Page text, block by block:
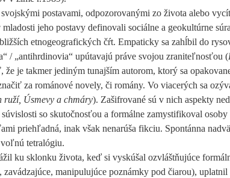
postavami, odpozorovanými zo života alebo
jeho postavy definovali sociálne a geokultúrne
etnogeografických čŕt. Empaticky sa zahĺbil do
/ „antihrdinovia“ upútavajú práve svojou zraniteľnosťou (
že je takmer jediným tunajším autorom, ktorý sa
za románové novely, či romány. Vo viacerých sa
ruží, Úsmevy a chmáry). Zašifrované sú v nich aspekty
so skutočnosťou a formálne zamystifikoval
priehľadná, inak však nenarúša fikciu. Spontánna
tetralógiu.
ku sklonku života, keď si vyskúšal ozvláštňujúce
zavádzajúce, manipulujúce poznámky pod čiarou),